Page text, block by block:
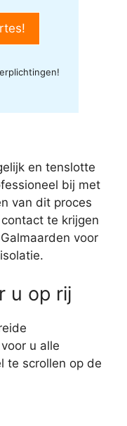
en tenslotte
bij met
van dit proces
te krijgen
voor
u op rij
u alle
te scrollen op de